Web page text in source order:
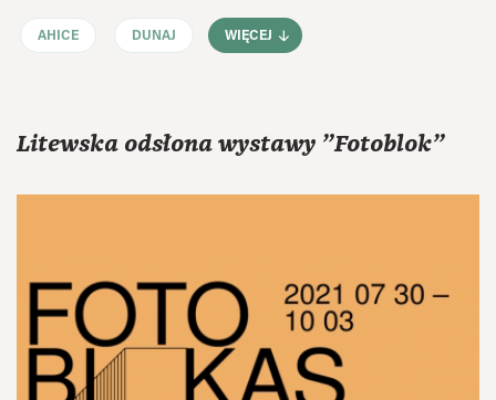
AHICE DUNAJ WIĘCEJ
Litewska odsłona wystawy "Fotoblok"